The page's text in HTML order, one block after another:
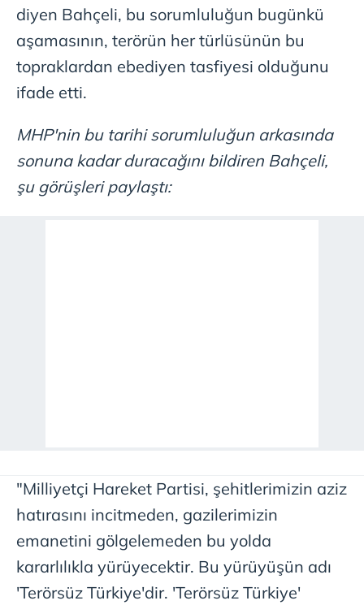
diyen Bahçeli, bu sorumluluğun bugünkü
aşamasının, terörün her türlüsünün bu
topraklardan ebediyen tasfiyesi olduğunu
ifade etti.
MHP'nin bu tarihi sorumluluğun arkasında
sonuna kadar duracağını bildiren Bahçeli,
şu görüşleri paylaştı:
"Milliyetçi Hareket Partisi, şehitlerimizin aziz
hatırasını incitmeden, gazilerimizin
emanetini gölgelemeden bu yolda
kararlılıkla yürüyecektir. Bu yürüyüşün adı
'Terörsüz Türkiye'dir. 'Terörsüz Türkiye'